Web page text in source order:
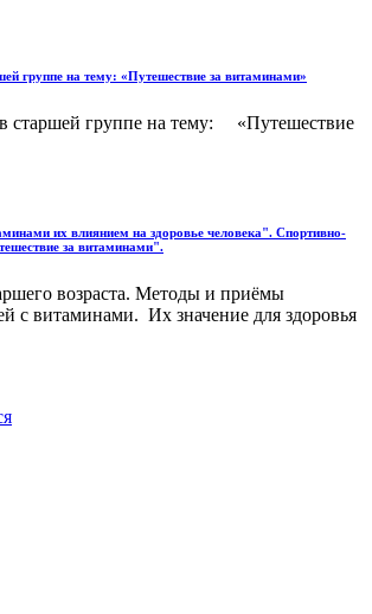
группе на тему: «Путешествие за витаминами»
в старшей группе на тему: «Путешествие
их влиянием на здоровье человека". Спортивно-
за витаминами".
возраста. Методы и приёмы
с витаминами. Их значение для здоровья